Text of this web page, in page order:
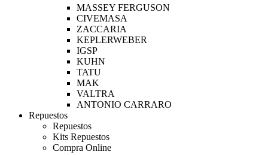
MASSEY FERGUSON
CIVEMASA
ZACCARIA
KEPLERWEBER
IGSP
KUHN
TATU
MAK
VALTRA
ANTONIO CARRARO
Repuestos
Repuestos
Kits Repuestos
Compra Online